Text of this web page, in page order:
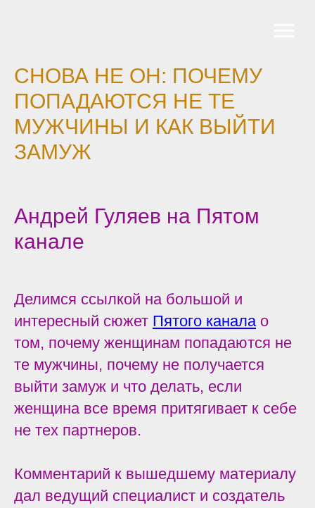
СНОВА НЕ ОН: ПОЧЕМУ
ПОПАДАЮТСЯ НЕ ТЕ
МУЖЧИНЫ И КАК ВЫЙТИ
ЗАМУЖ
Андрей Гуляев на Пятом
канале
Делимся ссылкой на большой и
интересный сюжет Пятого каналао
том, почему женщинам попадаются не
те мужчины, почему не получается
выйти замуж и что делать, если
женщина все время притягивает к себе
не тех партнеров.
Комментарий к вышедшему материалу
дал ведущий специалист и создатель